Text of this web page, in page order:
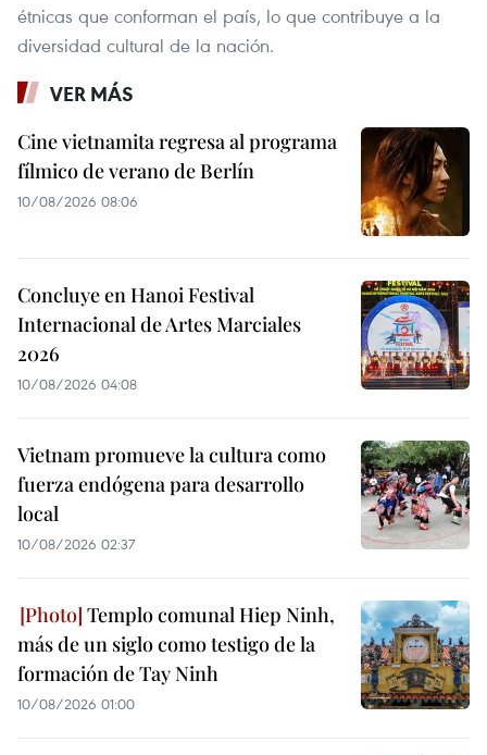
étnicas que conforman el país, lo que contribuye a la
diversidad cultural de la nación.
VER MÁS
Cine vietnamita regresa al programa
fílmico de verano de Berlín
10/08/2026 08:06
Concluye en Hanoi Festival
Internacional de Artes Marciales
2026
10/08/2026 04:08
Vietnam promueve la cultura como
fuerza endógena para desarrollo
local
10/08/2026 02:37
Templo comunal Hiep Ninh,
más de un siglo como testigo de la
formación de Tay Ninh
10/08/2026 01:00